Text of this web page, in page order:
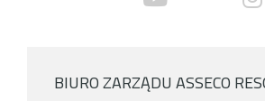
BIURO ZARZĄDU ASSECO